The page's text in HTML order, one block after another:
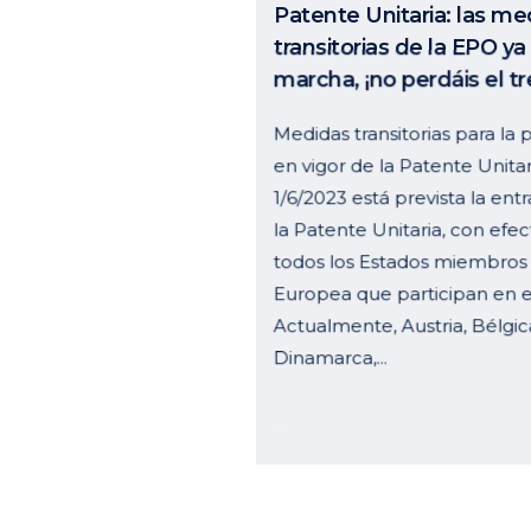
todos los Estados miembros de la Unión
Europea que participan en el sistema.
Actualmente, Austria, Bélgica, Bulgaria,
Horario
Lunes a